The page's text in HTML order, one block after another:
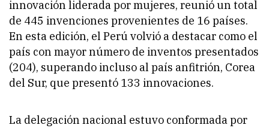
innovación liderada por mujeres, reunió un total
de 445 invenciones provenientes de 16 países.
En esta edición, el Perú volvió a destacar como el
país con mayor número de inventos presentados
(204), superando incluso al país anfitrión, Corea
del Sur, que presentó 133 innovaciones.
La delegación nacional estuvo conformada por